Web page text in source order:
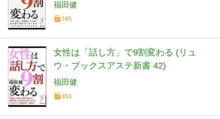
福田健
745
女性は「話し方」で9割変わる (リュ
ウ・ブックスアステ新書 42)
福田健
453